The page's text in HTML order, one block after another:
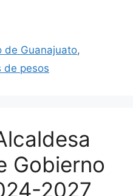
de Guanajuato,
de pesos
Gobierno
2027